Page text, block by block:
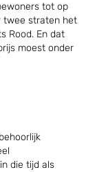
tot op
twee straten het
Rood. En dat
moest onder
die tijd als